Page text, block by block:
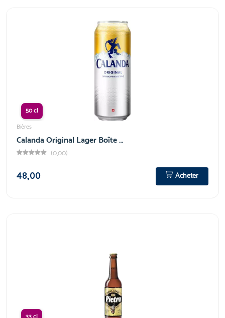
50 cl
Bières
Calanda Original Lager Boîte …
(0,00)
48,00
Acheter